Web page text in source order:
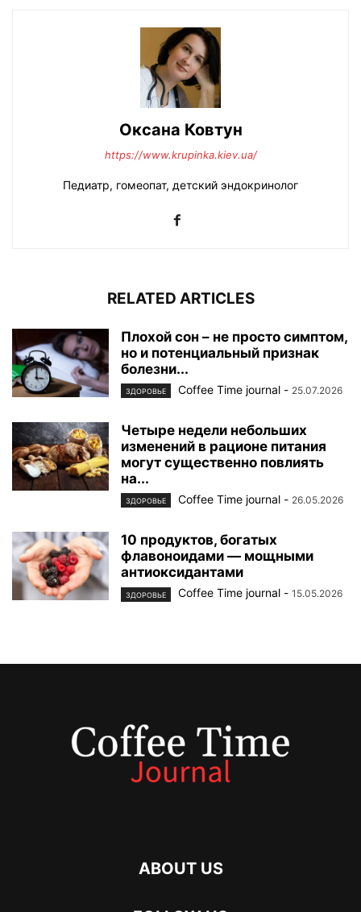
Оксана Ковтун
https://www.krupinka.kiev.ua/
Педиатр, гомеопат, детский эндокринолог
RELATED ARTICLES
Плохой сон – не просто симптом,
но и потенциальный признак
болезни...
ЗДОРОВЬЕ Coffee Time journal - 25.07.2026
Четыре недели небольших
изменений в рационе питания
могут существенно повлиять
на...
ЗДОРОВЬЕ Coffee Time journal - 26.05.2026
10 продуктов, богатых
флавоноидами — мощными
антиоксидантами
ЗДОРОВЬЕ Coffee Time journal - 15.05.2026
ABOUT US